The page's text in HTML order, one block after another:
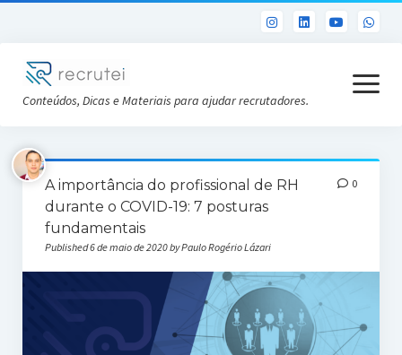
Conteúdos, Dicas e Materiais para ajudar recrutadores.
open
menu
Já sou Cliente
Conheça a Recrutei
Cursos RH gratuitos
Análise DISC gratuita
A importância do profissional de RH
durante o COVID-19: 7 posturas
fundamentais
Published 6 de maio de 2020 by Paulo Rogério Lázari
0